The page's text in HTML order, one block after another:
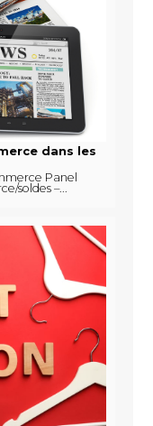
dans les
Panel
soldes –...